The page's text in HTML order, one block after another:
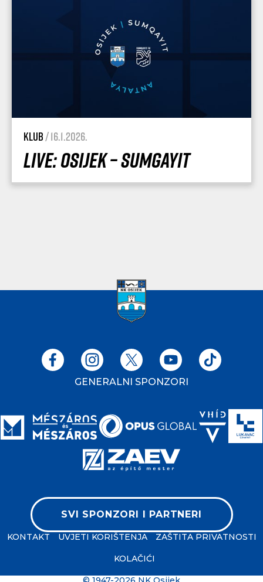
Klub/ 16.1.2026.
Live: Osijek – Sumgayit
GENERALNI SPONZORI
SVI SPONZORI I PARTNERI
KONTAKT UVJETI KORIŠTENJA ZAŠTITA PRIVATNOSTI
KOLAČIĆI